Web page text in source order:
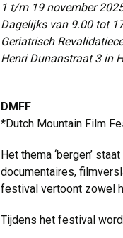
1 t/m 19 november
Dagelijks van 9.00 tot
Geriatrisch
Henri Dunanstraat 3 in
DMFF
*Dutch Mountain Film
Het thema ‘bergen’
documentaires,
festival vertoont zowel
Tijdens het festival